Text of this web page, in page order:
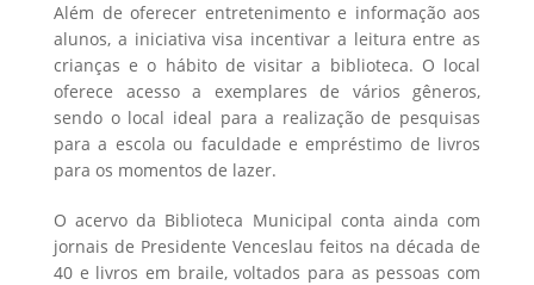
Além de oferecer entretenimento e informação aos
alunos, a iniciativa visa incentivar a leitura entre as
crianças e o hábito de visitar a biblioteca. O local
oferece acesso a exemplares de vários gêneros,
sendo o local ideal para a realização de pesquisas
para a escola ou faculdade e empréstimo de livros
para os momentos de lazer.
O acervo da Biblioteca Municipal conta ainda com
jornais de Presidente Venceslau feitos na década de
40 e livros em braile, voltados para as pessoas com